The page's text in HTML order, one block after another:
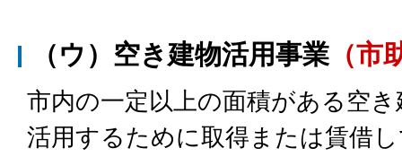
（ウ）空き建物活用事業 （市
市内の一定以上の面積がある空
活用するために取得または賃借